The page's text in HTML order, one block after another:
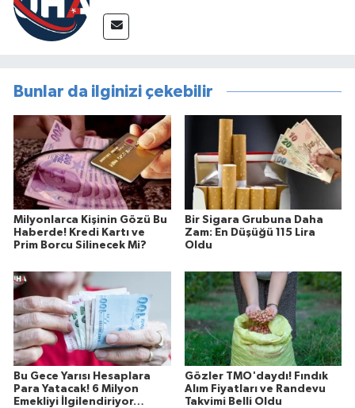
Bunlar da ilginizi çekebilir
Milyonlarca Kişinin Gözü Bu
Haberde! Kredi Kartı ve
Prim Borcu Silinecek Mi?
Bir Sigara Grubuna Daha
Zam: En Düşüğü 115 Lira
Oldu
Bu Gece Yarısı Hesaplara
Para Yatacak! 6 Milyon
Emekliyi İlgilendiriyor…
Gözler TMO'daydı! Fındık
Alım Fiyatları ve Randevu
Takvimi Belli Oldu